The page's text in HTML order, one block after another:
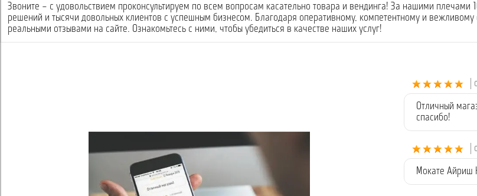
Звоните – с удовольствием проконсультируем по всем вопросам касательно товара и вендинга! За нашими плечами
решений и тысячи довольных клиентов с успешным бизнесом. Благодаря оперативному, компетентному и
реальными отзывами на сайте. Ознакомьтесь с ними, чтобы убедиться в качестве наших услуг!
Отличный
спасибо!
Мокате Айриш